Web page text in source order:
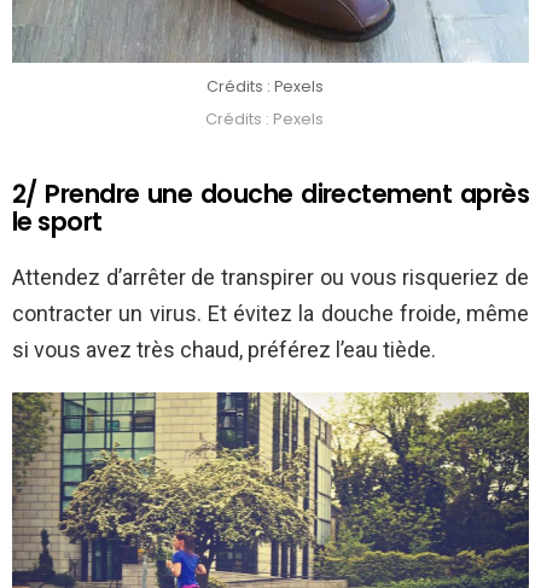
Crédits : Pexels
Crédits : Pexels
2/ Prendre une douche directement après
le sport
Attendez d’arrêter de transpirer ou vous risqueriez de
contracter un virus. Et évitez la douche froide, même
si vous avez très chaud, préférez l’eau tiède.